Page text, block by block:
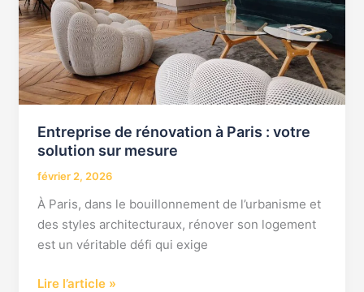
Entreprise de rénovation à Paris : votre
solution sur mesure
février 2, 2026
À Paris, dans le bouillonnement de l’urbanisme et
des styles architecturaux, rénover son logement
est un véritable défi qui exige
solution
sur
mesure
Lire l’article »